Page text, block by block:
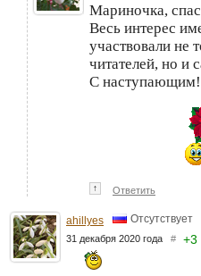
Мариночка,
Весь интерес
участвовали не
читателей, но и
С наступающим!
↑ Ответить
ahillyes Отсутствует
31 декабря 2020 года # +3